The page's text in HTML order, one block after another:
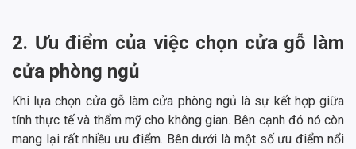
2. Ưu điểm của việc chọn cửa gỗ làm
cửa phòng ngủ
Khi lựa chọn cửa gỗ làm cửa phòng ngủ là sự kết hợp giữa
tính thực tế và thẩm mỹ cho không gian. Bên cạnh đó nó còn
mang lại rất nhiều ưu điểm. Bên dưới là một số ưu điểm nổi